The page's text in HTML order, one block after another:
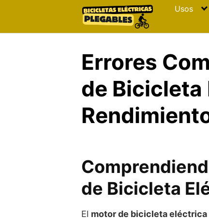
Usos
Errores
de Bicicleta
de Bicicleta
El motor de bicicleta eléctrica